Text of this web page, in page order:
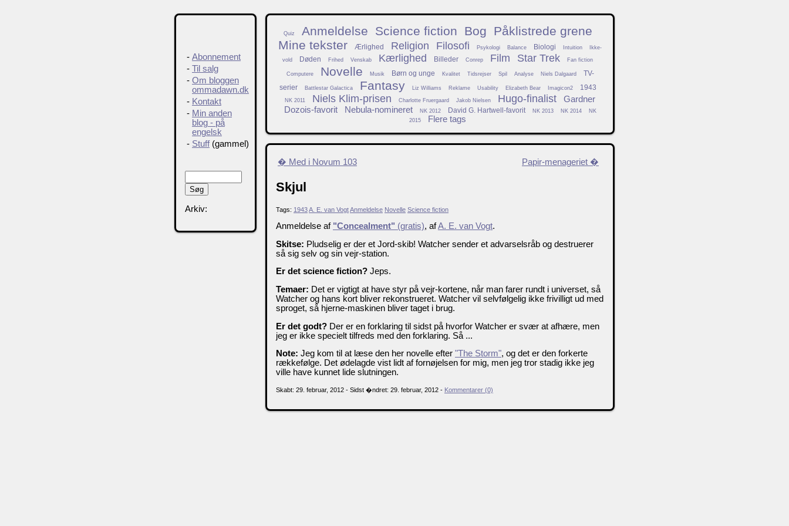
Quiz Anmeldelse Science fiction Bog
Påklistrede grene
Mine tekster
Ærlighed Religion Filosofi Psykologi Balance Biologi Intuition Ikke-
vold Døden Frihed Venskab Kærlighed Billeder Conrep Film Star Trek Fan fiction
Computere Novelle Musik Børn og unge Kvalitet Tidsrejser Spil Analyse Niels Dalgaard
TV-
serier
Battlestar Galactica Fantasy Liz Williams Reklame Usability Elizabeth Bear Imagicon2 1943
NK 2011 Niels Klim-prisen Charlotte Fruergaard Jakob Nielsen Hugo-finalist
Gardner
Dozois-favorit
Nebula-nomineret NK 2012 David G. Hartwell-favorit NK 2013 NK 2014
NK
2015
Flere tags
� Med i Novum 103 Papir-menageriet �
Skjul
Tags: 1943A. E. van VogtAnmeldelse Novelle Science fiction
Anmeldelse af "Concealment" (gratis), afA. E. van Vogt.
Skitse: Pludselig er der et Jord-skib! Watcher sender et advarselsråb og destruerer
så sig selv og sin vejr-station.
Er det science fiction? Jeps.
Temaer: Det er vigtigt at have styr på vejr-kortene, når man farer rundt i universet, så
Watcher og hans kort bliver rekonstrueret. Watcher vil selvfølgelig ikke frivilligt ud med
sproget, så hjerne-maskinen bliver taget i brug.
Er det godt? Der er en forklaring til sidst på hvorfor Watcher er svær at afhære, men
jeg er ikke specielt tilfreds med den forklaring. Så ...
Note: Jeg kom til at læse den her novelle efter "The Storm", og det er den forkerte
rækkefølge. Det ødelagde vist lidt af fornøjelsen for mig, men jeg tror stadig ikke jeg
ville have kunnet lide slutningen.
Skabt: 29. februar, 2012 - Sidst �ndret: 29. februar, 2012 - Kommentarer (0)
- Abonnement
- Til salg
- Om bloggen
ommadawn.dk
- Kontakt
- Min anden
blog - på
engelsk
- Stuff(gammel)
Arkiv: